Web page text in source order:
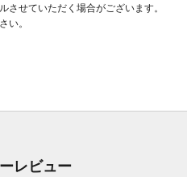
させていただく場合がございます。
い。
レビュー